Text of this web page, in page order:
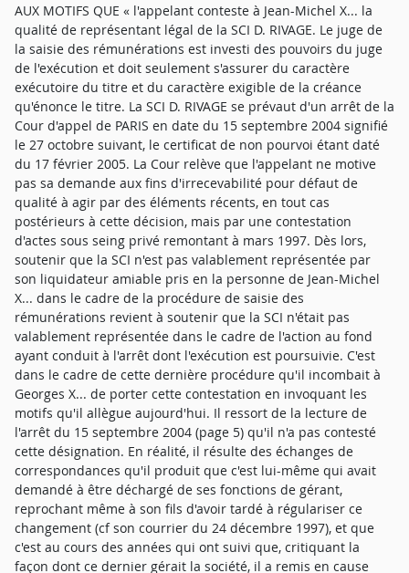
AUX MOTIFS QUE « l'appelant conteste à Jean-Michel X... la
qualité de représentant légal de la SCI D. RIVAGE. Le juge de
la saisie des rémunérations est investi des pouvoirs du juge
de l'exécution et doit seulement s'assurer du caractère
exécutoire du titre et du caractère exigible de la créance
qu'énonce le titre. La SCI D. RIVAGE se prévaut d'un arrêt de la
Cour d'appel de PARIS en date du 15 septembre 2004 signifié
le 27 octobre suivant, le certificat de non pourvoi étant daté
du 17 février 2005. La Cour relève que l'appelant ne motive
pas sa demande aux fins d'irrecevabilité pour défaut de
qualité à agir par des éléments récents, en tout cas
postérieurs à cette décision, mais par une contestation
d'actes sous seing privé remontant à mars 1997. Dès lors,
soutenir que la SCI n'est pas valablement représentée par
son liquidateur amiable pris en la personne de Jean-Michel
X... dans le cadre de la procédure de saisie des
rémunérations revient à soutenir que la SCI n'était pas
valablement représentée dans le cadre de l'action au fond
ayant conduit à l'arrêt dont l'exécution est poursuivie. C'est
dans le cadre de cette dernière procédure qu'il incombait à
Georges X... de porter cette contestation en invoquant les
motifs qu'il allègue aujourd'hui. Il ressort de la lecture de
l'arrêt du 15 septembre 2004 (page 5) qu'il n'a pas contesté
cette désignation. En réalité, il résulte des échanges de
correspondances qu'il produit que c'est lui-même qui avait
demandé à être déchargé de ses fonctions de gérant,
reprochant même à son fils d'avoir tardé à régulariser ce
changement (cf son courrier du 24 décembre 1997), et que
c'est au cours des années qui ont suivi que, critiquant la
façon dont ce dernier gérait la société, il a remis en cause